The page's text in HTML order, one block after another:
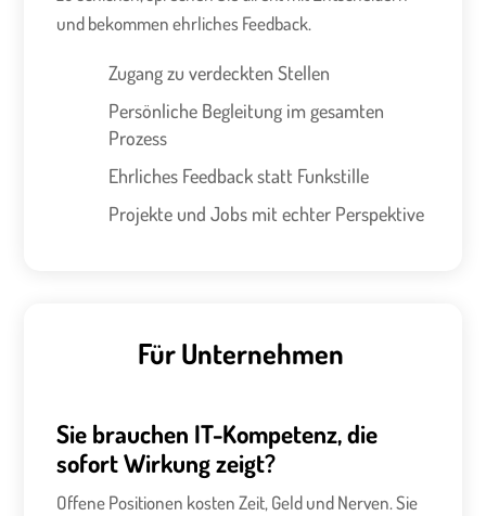
und bekommen ehrliches Feedback.
Zugang zu verdeckten Stellen
Persönliche Begleitung im gesamten
Prozess
Ehrliches Feedback statt Funkstille
Projekte und Jobs mit echter Perspektive
Für Unternehmen
Sie brauchen IT-Kompetenz, die
sofort Wirkung zeigt?
Offene Positionen kosten Zeit, Geld und Nerven. Sie